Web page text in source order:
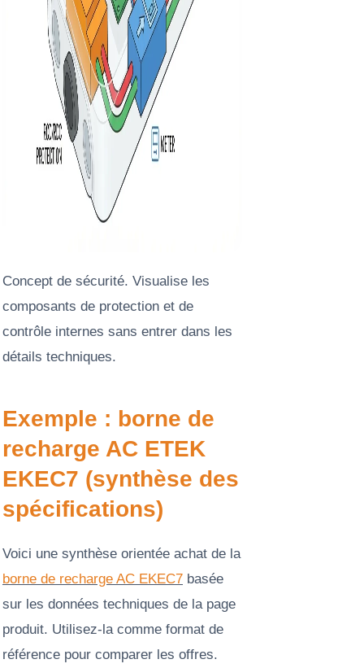
Concept de sécurité. Visualise les
composants de protection et de
contrôle internes sans entrer dans les
détails techniques.
Exemple : borne de
recharge AC ETEK
EKEC7 (synthèse des
spécifications)
Voici une synthèse orientée achat de la
borne de recharge AC EKEC7 basée
sur les données techniques de la page
produit. Utilisez-la comme format de
référence pour comparer les offres.